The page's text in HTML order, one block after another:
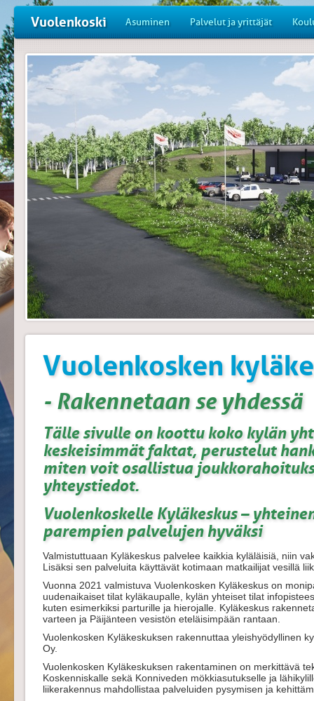
Vuolenkoski Asuminen Palvelut ja yrittäjät
Vuolenkosken
- Rakennetaan se yhdessä
Tälle sivulle on koottu koko kylän
keskeisimmät faktat, perustelut
miten voit osallistua
yhteystiedot.
Vuolenkoskelle Kyläkeskus –
parempien palvelujen hyväksi
Valmistuttuaan Kyläkeskus palvelee kaikkia kyläläisiä, niin
Lisäksi sen palveluita käyttävät kotimaan matkailijat vesillä
Vuonna 2021 valmistuva Vuolenkosken Kyläkeskus on
uudenaikaiset tilat kyläkaupalle, kylän yhteiset tilat
kuten esimerkiksi parturille ja hierojalle. Kyläkeskus
varteen ja Päijänteen vesistön eteläisimpään rantaan.
Vuolenkosken Kyläkeskuksen rakennuttaa yleishyödyllinen
Oy.
Vuolenkosken Kyläkeskuksen rakentaminen on merkittävä
Koskenniskalle sekä Konniveden mökkiasutukselle ja
liikerakennus mahdollistaa palveluiden pysymisen ja